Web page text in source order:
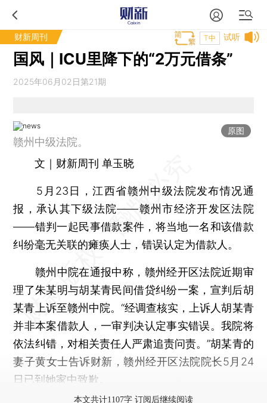
财新周刊 试听
T中
国风｜ICU里降下的“2万元借条”
2025年06月02日第21期
原图
赣州中级法院。
文｜财新周刊 单玉晓
5月23日，江西省赣州中级法院发布情况通
报，承认其下级法院——赣州市经济开发区法院
——错判一起民事借款案件，将当地一名和该借款
纠纷毫无关联的瘫痪人士，错误认定为借款人。
赣州中院在通报中称，赣州经开区法院近期审
理了朱某明与胡某青民间借贷纠纷一案，宣判后胡
某青上诉至赣州中院。“经调查核实，上诉人胡某青
并非本案借款人，一审判决认定事实错误。我院将
依法纠错，对相关责任人严肃追责问责。”胡某青的
妻子黄女士告诉财新，赣州经开区法院院长5月24
日已到她家中致歉。
本文共计1107字 订阅后继续阅读